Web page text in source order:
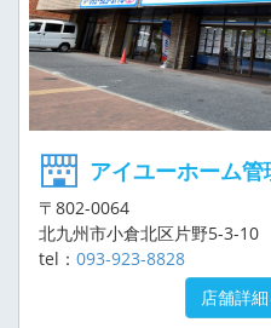
アイユーホーム管
〒802-0064
北九州市小倉北区片野5-3-10
tel： 093-923-8828
店舗詳